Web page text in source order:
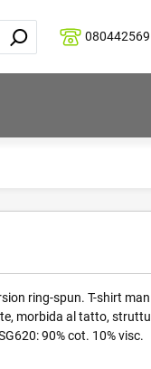
ring-spun. T-shirt
morbida al tatto,
90% cot. 10% visc.